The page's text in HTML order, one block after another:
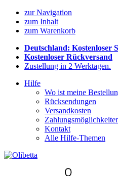
zur Navigation
zum Inhalt
zum Warenkorb
Deutschland: Kostenloser
Kostenloser Rückversand
Zustellung in 2 Werktagen.
Hilfe
Wo ist meine
Rücksendungen
Versandkosten
Kontakt
Alle Hilfe-Themen